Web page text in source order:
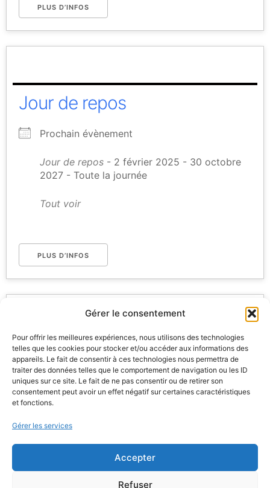
Gérer le consentement
Pour offrir les meilleures expériences, nous utilisons des technologies
telles que les cookies pour stocker et/ou accéder aux informations des
appareils. Le fait de consentir à ces technologies nous permettra de
traiter des données telles que le comportement de navigation ou les ID
uniques sur ce site. Le fait de ne pas consentir ou de retirer son
consentement peut avoir un effet négatif sur certaines caractéristiques
et fonctions.
Gérer les services
Accepter
Refuser
PLUS D’INFOS
Jour de repos
Prochain évènement
Jour de repos - 2 février 2025 - 30 octobre
2027 - Toute la journée
Tout voir
PLUS D’INFOS
Salons / Evènements
Prochain évènement
2025 - 12 août 2026 - 14h00 - 17h00